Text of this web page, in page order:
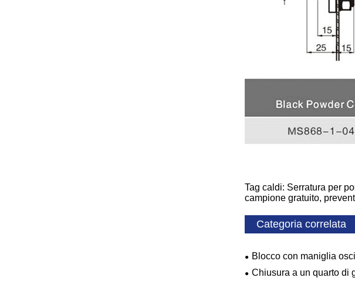
Tag caldi: Serratura per
campione gratuito,
Categoria correlata
Blocco con maniglia
Chiusura a un quarto di